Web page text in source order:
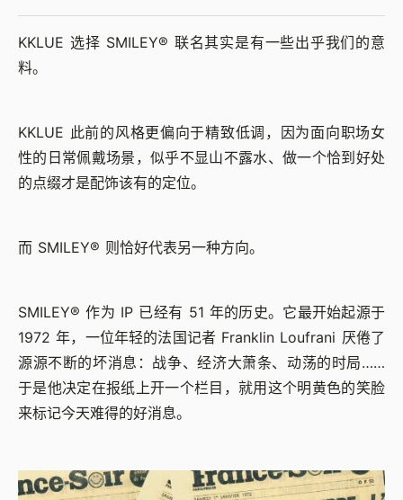
KKLUE 选择 SMILEY® 联名其实是有一些出乎我们的意
料。
KKLUE 此前的风格更偏向于精致低调，因为面向职场女
性的日常佩戴场景，似乎不显山不露水、做一个恰到好处
的点缀才是配饰该有的定位。
而 SMILEY® 则恰好代表另一种方向。
SMILEY® 作为 IP 已经有 51 年的历史。它最开始起源于
1972 年，一位年轻的法国记者 Franklin Loufrani 厌倦了
源源不断的坏消息：战争、经济大萧条、动荡的时局……
于是他决定在报纸上开一个栏目，就用这个明黄色的笑脸
来标记今天难得的好消息。